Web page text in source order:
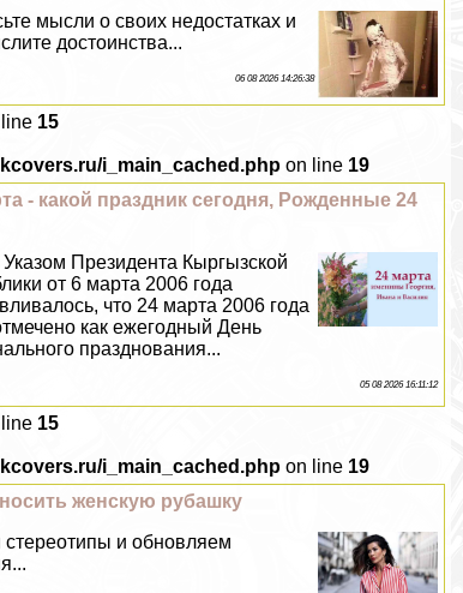
мысли о своих недостатках и
достоинства...
06 08 2026 14:26:38
15
i_main_cached.php on line 19
- какой праздник сегодня, Рожденные 24
Президента Кыргызской
от 6 марта 2006 года
что 24 марта 2006 года
как ежегодный День
празднования...
05 08 2026 16:11:12
15
i_main_cached.php on line 19
женскую рубашку
и обновляем